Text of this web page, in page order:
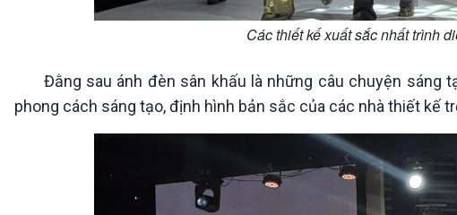
Các thiết kế xuất sắc nhất trình
Đằng sau ánh đèn sân khấu là những câu chuyện sáng
phong cách sáng tạo, định hình bản sắc của các nhà thiết